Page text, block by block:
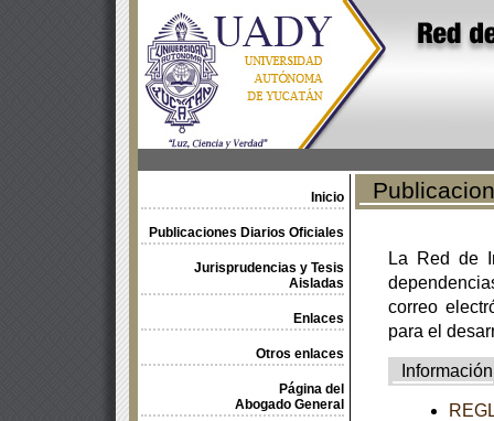
Inicio
Publicaciones Diarios Oficiales
Jurisprudencias y Tesis
Aisladas
Enlaces
Otros enlaces
Página del
Abogado General
La Red de
correo
para el
Información